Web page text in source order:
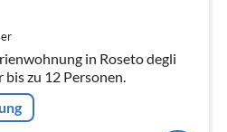
in Roseto degli
bis zu 12 Personen.